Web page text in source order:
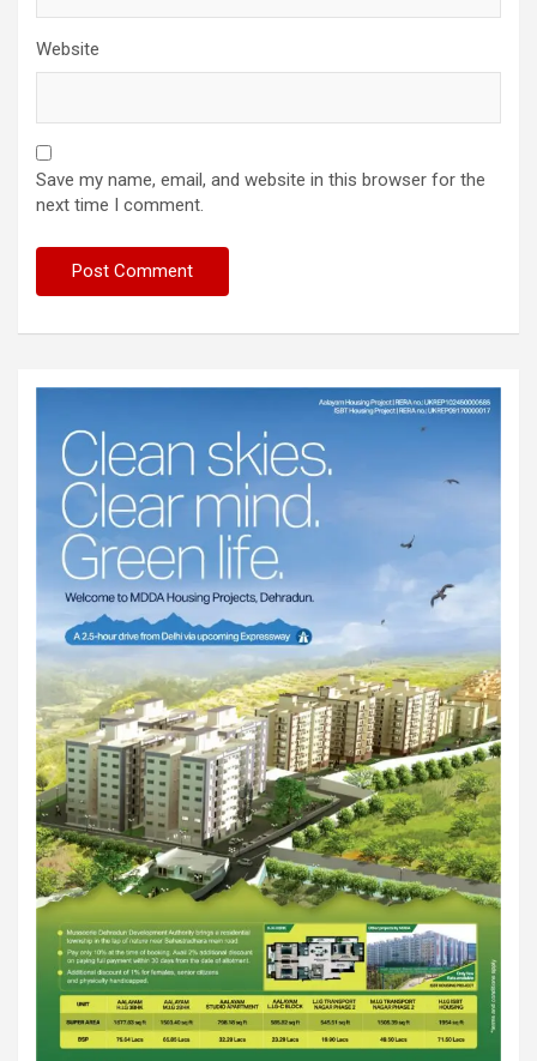
Website
Save my name, email, and website in this browser for the
next time I comment.